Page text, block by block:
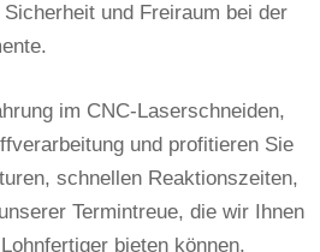
und Freiraum bei der
im CNC-Laserschneiden,
und profitieren Sie
schnellen Reaktionszeiten,
Termintreue, die wir Ihnen
bieten können.